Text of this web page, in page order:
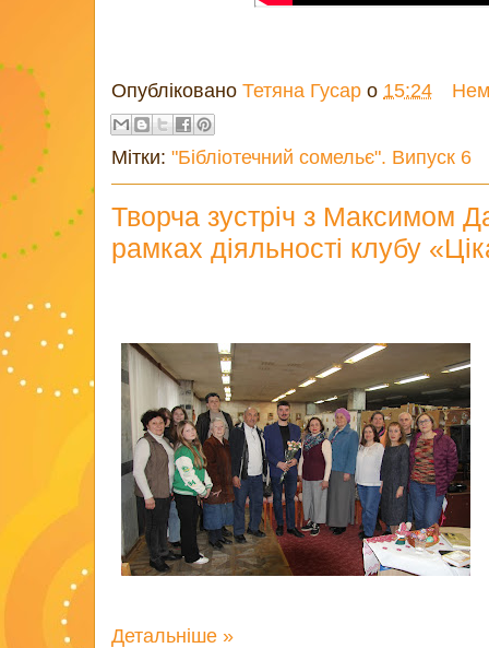
Опубліковано Тетяна Гусар о 15:24
Мітки: "Бібліотечний сомельє". Випуск 6
Творча зустріч з Максимом
рамках діяльності клубу
Детальніше »